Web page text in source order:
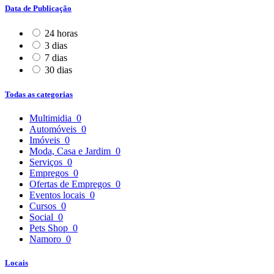
Data de Publicação
24 horas
3 dias
7 dias
30 dias
Todas as categorias
Multimidia 0
Automóveis 0
Imóveis 0
Moda, Casa e Jardim 0
Serviços 0
Empregos 0
Ofertas de Empregos 0
Eventos locais 0
Cursos 0
Social 0
Pets Shop 0
Namoro 0
Locais